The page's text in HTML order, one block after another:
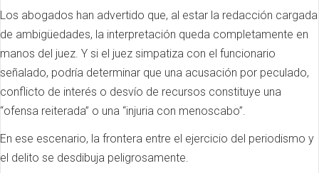
Los abogados han advertido que, al estar la redacción cargada
de ambigüedades, la interpretación queda completamente en
manos del juez. Y si el juez simpatiza con el funcionario
señalado, podría determinar que una acusación por peculado,
conflicto de interés o desvío de recursos constituye una
“ofensa reiterada” o una “injuria con menoscabo”.
En ese escenario, la frontera entre el ejercicio del periodismo y
el delito se desdibuja peligrosamente.